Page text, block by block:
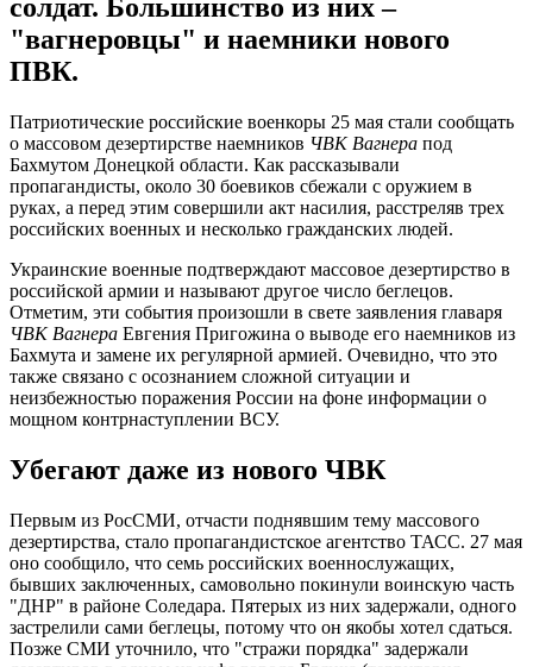
солдат. Большинство из них –
"вагнеровцы" и наемники нового
ПВК.
Патриотические российские военкоры 25 мая стали сообщать
о массовом дезертирстве наемников ЧВК Вагнера под
Бахмутом Донецкой области. Как рассказывали
пропагандисты, около 30 боевиков сбежали с оружием в
руках, а перед этим совершили акт насилия, расстреляв трех
российских военных и несколько гражданских людей.
Украинские военные подтверждают массовое дезертирство в
российской армии и называют другое число беглецов.
Отметим, эти события произошли в свете заявления главаря
ЧВК Вагнера Евгения Пригожина о выводе его наемников из
Бахмута и замене их регулярной армией. Очевидно, что это
также связано с осознанием сложной ситуации и
неизбежностью поражения России на фоне информации о
мощном контрнаступлении ВСУ.
Убегают даже из нового ЧВК
Первым из РосСМИ, отчасти поднявшим тему массового
дезертирства, стало пропагандистское агентство ТАСС. 27 мая
оно сообщило, что семь российских военнослужащих,
бывших заключенных, самовольно покинули воинскую часть
"ДНР" в районе Соледара. Пятерых из них задержали, одного
застрелили сами беглецы, потому что он якобы хотел сдаться.
Позже СМИ уточнило, что "стражи порядка" задержали